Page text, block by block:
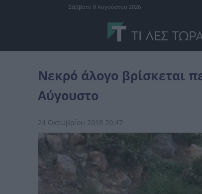
Σάββατο 8 Αυγούστου 2026
Νεκρό άλογο βρίσκεται
Αύγουστο
24 Οκτωβρίου 2018 20:47